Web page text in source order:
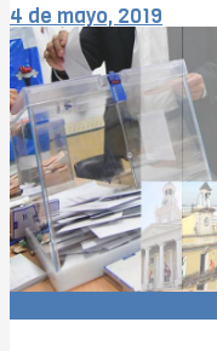
4 de mayo, 2019